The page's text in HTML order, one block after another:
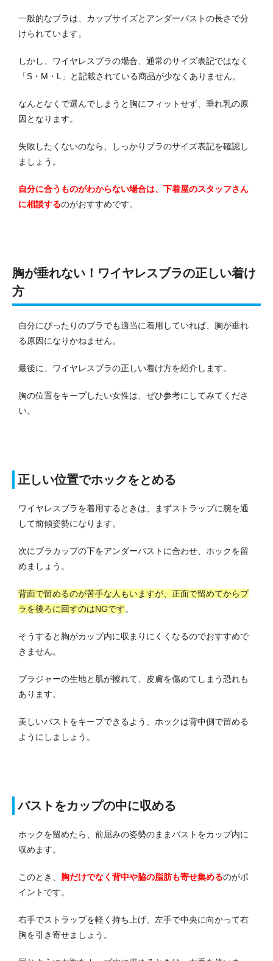
一般的なブラは、カップサイズとアンダーバストの長さで分
けられています。
しかし、ワイヤレスブラの場合、通常のサイズ表記ではなく
「S・M・L」と記載されている商品が少なくありません。
なんとなくで選んでしまうと胸にフィットせず、垂れ乳の原
因となります。
失敗したくないのなら、しっかりブラのサイズ表記を確認し
ましょう。
自分に合うものがわからない場合は、下着屋のスタッフさん
に相談するのがおすすめです。
胸が垂れない！ワイヤレスブラの正しい着け
方
自分にぴったりのブラでも適当に着用していれば、胸が垂れ
る原因になりかねません。
最後に、ワイヤレスブラの正しい着け方を紹介します。
胸の位置をキープしたい女性は、ぜひ参考にしてみてくださ
い。
正しい位置でホックをとめる
ワイヤレスブラを着用するときは、まずストラップに腕を通
して前傾姿勢になります。
次にブラカップの下をアンダーバストに合わせ、ホックを留
めましょう。
背面で留めるのが苦手な人もいますが、正面で留めてからブ
ラを後ろに回すのはNGです。
そうすると胸がカップ内に収まりにくくなるのでおすすめで
きません。
ブラジャーの生地と肌が擦れて、皮膚を傷めてしまう恐れも
あります。
美しいバストをキープできるよう、ホックは背中側で留める
ようにしましょう。
バストをカップの中に収める
ホックを留めたら、前屈みの姿勢のままバストをカップ内に
収めます。
このとき、 胸だけでなく背中や脇の脂肪も寄せ集めるのがポ
イントです。
右手でストラップを軽く持ち上げ、左手で中央に向かって右
胸を引き寄せましょう。